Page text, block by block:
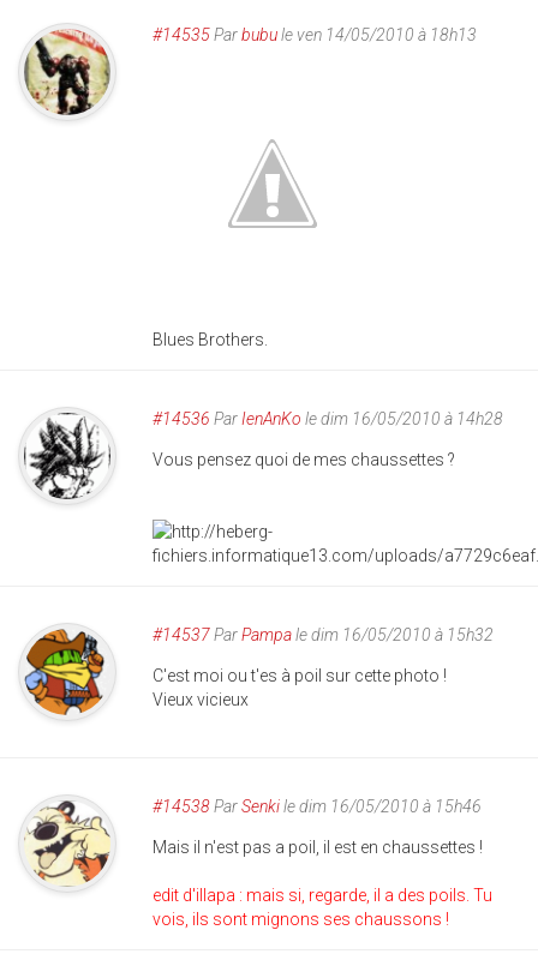
#14535Parbubule ven 14/05/2010 à 18h13
Blues Brothers.
#14536 ParIenAnKo le dim 16/05/2010 à 14h28
Vous pensez quoi de mes chaussettes ?
#14537ParPampale dim 16/05/2010 à 15h32
C'est moi ou t'es à poil sur cette photo !
Vieux vicieux
#14538ParSenkile dim 16/05/2010 à 15h46
Mais il n'est pas a poil, il est en chaussettes !
edit d'illapa : mais si, regarde, il a des poils. Tu
vois, ils sont mignons ses chaussons !